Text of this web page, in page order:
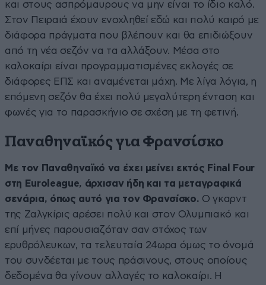
και στους ασπρόμαυρους να μην είναι το ίδιο καλό.
Στον Πειραιά έχουν ενοχληθεί εδώ και πολύ καιρό με
διάφορα πράγματα που βλέπουν και θα επιδιώξουν
από τη νέα σεζόν να τα αλλάξουν. Μέσα στο
καλοκαίρι είναι προγραμματισμένες εκλογές σε
διάφορες ΕΠΣ και αναμένεται μάχη. Με λίγα λόγια, η
επόμενη σεζόν θα έχει πολύ μεγαλύτερη ένταση και
φωνές για το παρασκήνιο σε σχέση με τη φετινή.
Παναθηναϊκός για Φρανσίσκο
Με τον Παναθηναϊκό να έχει μείνει εκτός Final Four
στη Euroleague, άρχισαν ήδη και τα μεταγραφικά
σενάρια, όπως αυτό για τον Φρανσίσκο. Ο γκαρντ
της Ζαλγκίρις αρέσει πολύ και στον Ολυμπιακό και
επί μήνες παρουσιαζόταν σαν στόχος των
ερυθρόλευκων, τα τελευταία 24ωρα όμως το όνομά
του συνδέεται με τους πράσινους, στους οποίους
δεδομένα θα γίνουν αλλαγές το καλοκαίρι. Η